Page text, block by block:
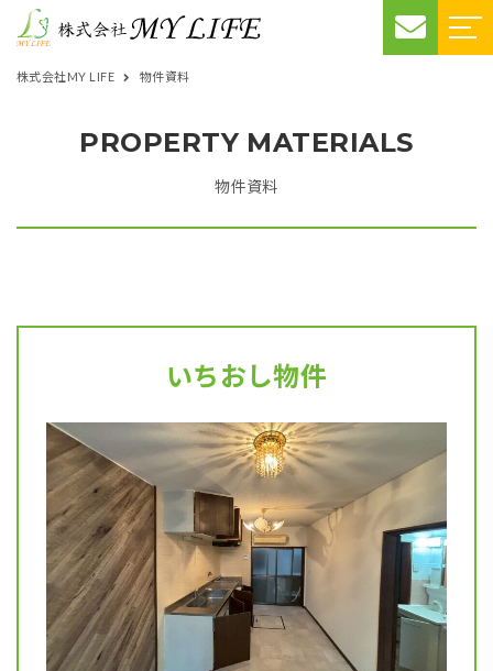
株式会社MY LIFE 物件資料
PROPERTY MATERIALS
物件資料
いちおし物件